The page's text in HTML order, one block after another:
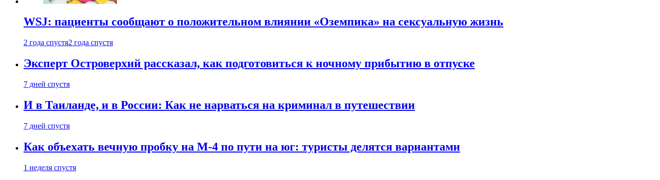
WSJ: пациенты сообщают о положительном влиянии «Оземпика» на сексуальную жизнь
2 года спустя2 года спустя
Эксперт Островерхий рассказал, как подготовиться к ночному прибытию в отпуске
7 дней спустя
И в Таиланде, и в России: Как не нарваться на криминал в путешествии
7 дней спустя
Как объехать вечную пробку на М-4 по пути на юг: туристы делятся вариантами
1 неделя спустя